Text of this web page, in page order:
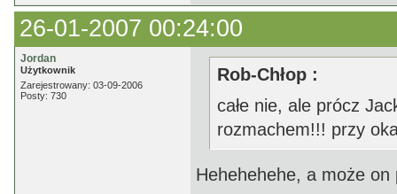
26-01-2007 00:24:00
Jordan
Użytkownik
Zarejestrowany: 03-09-2006
Posty: 730
Rob-Chłop :
całe nie, ale prócz
rozmachem!!! przy
Hehehehehe, a może on